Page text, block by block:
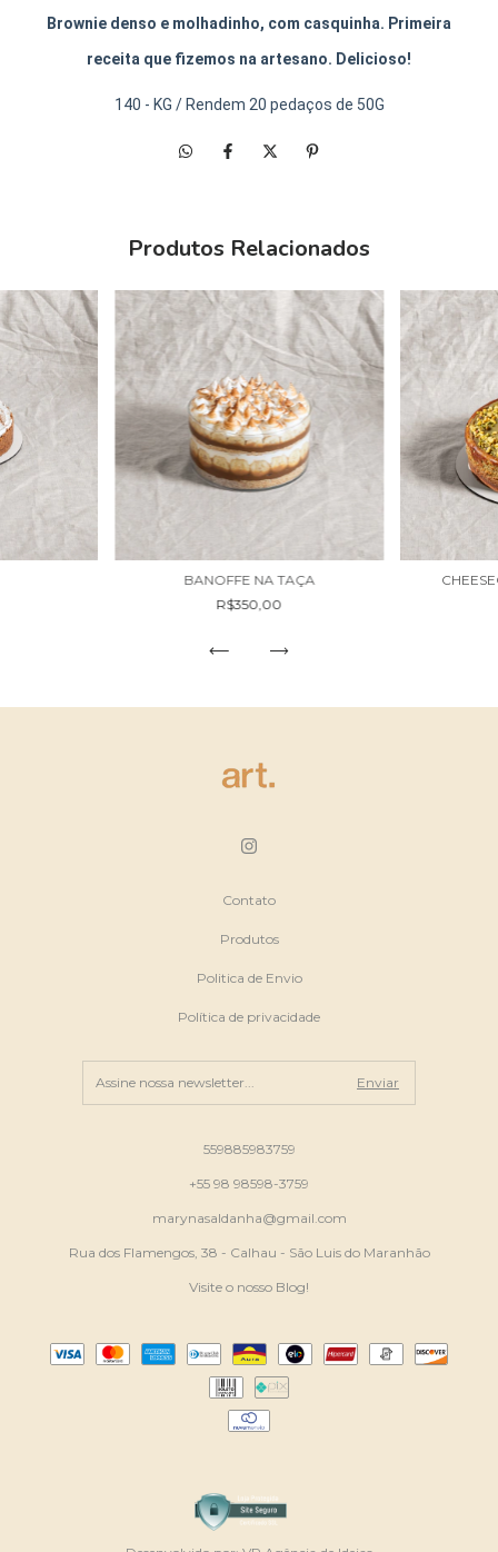
Brownie denso e molhadinho, com casquinha. Primeira
receita que fizemos na artesano. Delicioso!
140 - KG / Rendem 20 pedaços de 50G
Produtos Relacionados
BANOFFE NA TAÇA
R$350,00
Contato
Produtos
Politica de Envio
Política de privacidade
559885983759
+55 98 98598-3759
marynasaldanha@gmail.com
Rua dos Flamengos, 38 - Calhau - São Luis do Maranhão
Visite o nosso Blog!